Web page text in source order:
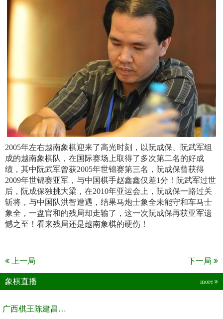
2005年左右越南象棋迎来了高光时刻，以阮成保、阮武军组
成的越南象棋队，在国际赛场上取得了多次第二名的好成
绩，其中阮武军曾获2005年世锦赛第三名，阮成保曾获得
2009年世锦赛亚军，与中国棋手赵鑫鑫仅差1分！阮武军过世
后，阮成保独挑大梁，在2010年亚运会上，阮成保一路过关
斩将，与中国队洪智遭遇，结果马炮士象全未能守和车马士
象全，一盘官和的残局却走输了，这一次阮成保再获亚军遗
憾之至！看来残局还是越南象棋的硬伤！
上一局 下一局
象棋直播 more
广西棋王陈建昌直播间